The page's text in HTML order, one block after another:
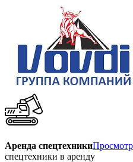
Аренда спецтехники
спецтехники в аренду